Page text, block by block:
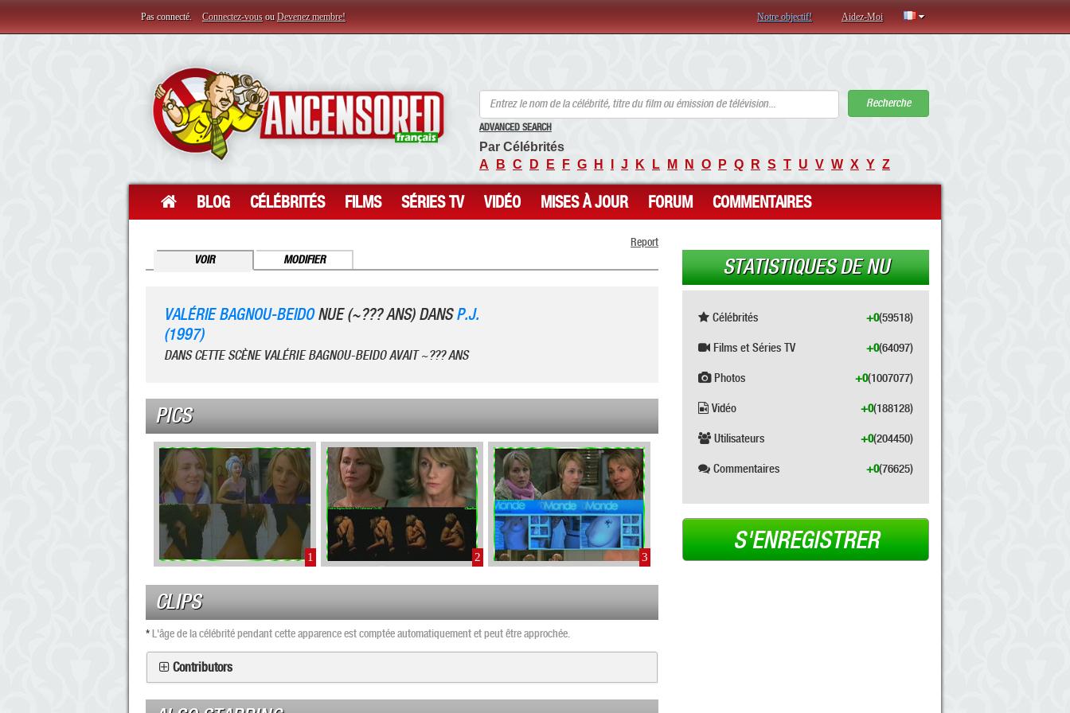
Pas connecté. Connectez-vous ou Devenez membre! Notre objectif! Aidez-Moi
Recherche
ADVANCED SEARCH
Par Célébrités
A
B C D E F G H J K L M N O P Q R S T U V W X Y Z
BLOG CÉLÉBRITÉS FILMS SÉRIES TV VIDÉO MISES À JOUR FORUM COMMENTAIRES
Report
VOIR MODIFIER
VALÉRIE BAGNOU-BEIDONUE (~??? ANS) DANSP.J.
(1997)
DANS CETTE SCÈNE VALÉRIE BAGNOU-BEIDO AVAIT ~??? ANS
PICS
1 2 3
CLIPS
*L'âge de la célébrité pendant cette apparence est comptée automatiquement et peut être approchée.
Contributors
STATISTIQUES DE NU
Célébrités (59518)
+0
Films et Séries TV (64097)
+0
Photos (1007077)
+0
Vidéo (188128)
+0
Utilisateurs (204450)
+0
Commentaires (76625)
+0
S'ENREGISTRER